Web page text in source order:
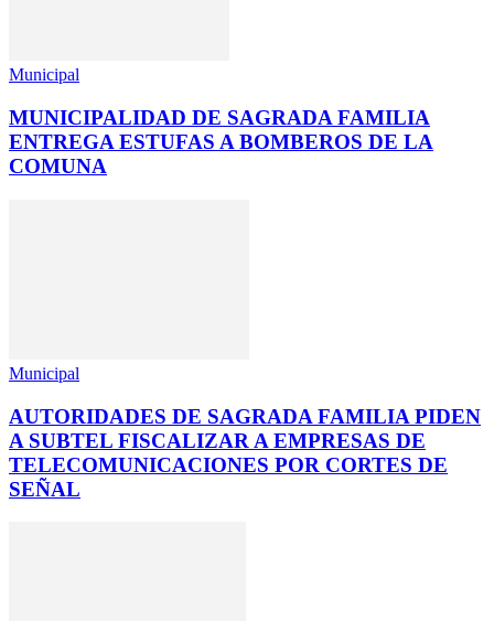
Municipal
MUNICIPALIDAD DE SAGRADA FAMILIA
ENTREGA ESTUFAS A BOMBEROS DE LA
COMUNA
Municipal
AUTORIDADES DE SAGRADA FAMILIA PIDEN
A SUBTEL FISCALIZAR A EMPRESAS DE
TELECOMUNICACIONES POR CORTES DE
SEÑAL